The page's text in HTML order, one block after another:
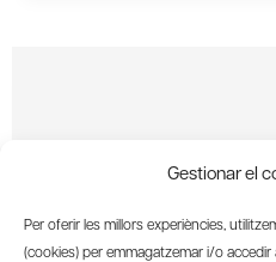
Gestionar el
Per oferir les millors experiències,
(cookies) per emmagatzemar i/o